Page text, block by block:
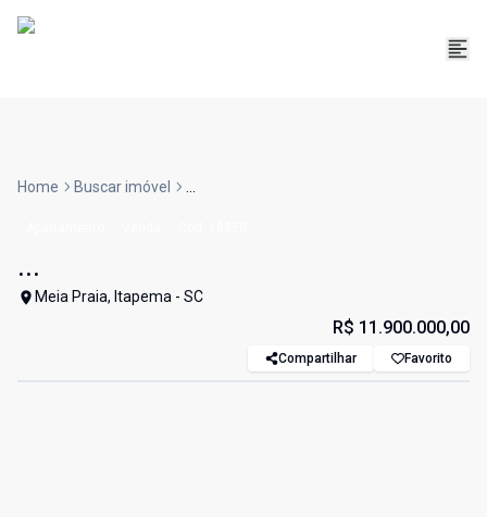
Home Buscar imóvel ...
...
Meia Praia, Itapema - SC
R$ 11.900.000,00
Compartilhar Favorito